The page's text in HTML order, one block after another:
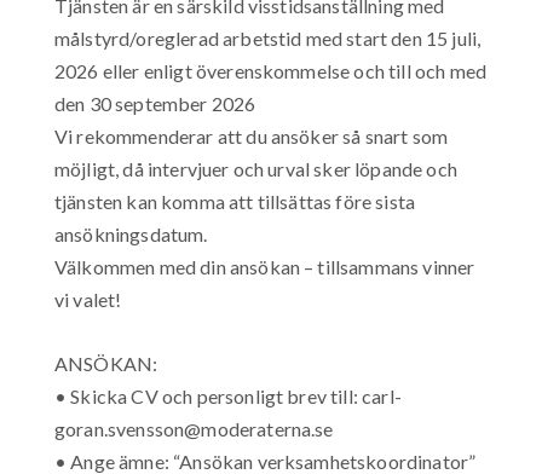
Tjänsten är en särskild visstidsanställning med
målstyrd/oreglerad arbetstid med start den 15 juli,
2026 eller enligt överenskommelse och till och med
den 30 september 2026
Vi rekommenderar att du ansöker så snart som
möjligt, då intervjuer och urval sker löpande och
tjänsten kan komma att tillsättas före sista
ansökningsdatum.
Välkommen med din ansökan – tillsammans vinner
vi valet!
ANSÖKAN:
• Skicka CV och personligt brev till: carl-
goran.svensson@moderaterna.se
• Ange ämne: “Ansökan verksamhetskoordinator”